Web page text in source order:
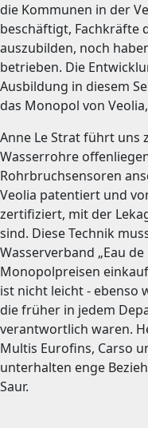
die Kommunen in der
beschäftigt, Fachkräfte
auszubilden, noch
betrieben. Die
Ausbildung in diesem
das Monopol von
Anne Le Strat führt uns
Wasserrohre
Rohrbruchsensoren
Veolia patentiert und
zertifiziert, mit der
sind. Diese Technik
Wasserverband „Eau
Monopolpreisen
ist nicht leicht - ebenso
die früher in jedem
verantwortlich waren.
Multis Eurofins, Carso
unterhalten enge
Saur.